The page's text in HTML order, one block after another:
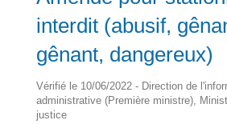
interdit (abusif,
gênant, dangereux)
Vérifié le 10/06/2022 - Direction de
administrative (Première ministre),
justice